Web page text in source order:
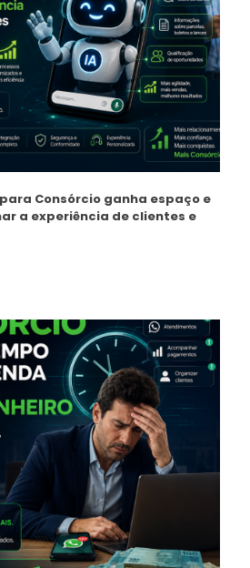
Consórcio ganha espaço e
a experiência de clientes e